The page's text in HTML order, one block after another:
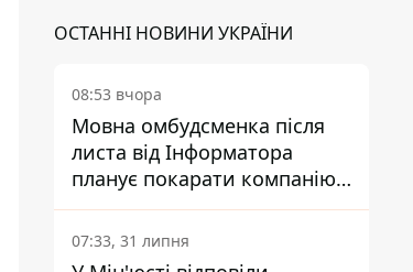
ОСТАННІ НОВИНИ УКРАЇНИ
08:53 вчора
Мовна омбудсменка після
листа від Інформатора
планує покарати компанію-
підрядника ПриватБанку
07:33, 31 липня